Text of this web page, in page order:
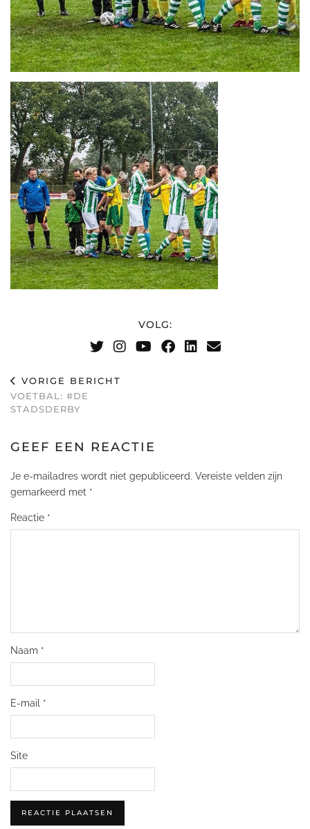
VOLG:
VORIGE BERICHT
VOETBAL: #DE
STADSDERBY
GEEF EEN REACTIE
Je e-mailadres wordt niet gepubliceerd. Vereiste velden zijn
gemarkeerd met *
Reactie *
Naam *
E-mail *
Site